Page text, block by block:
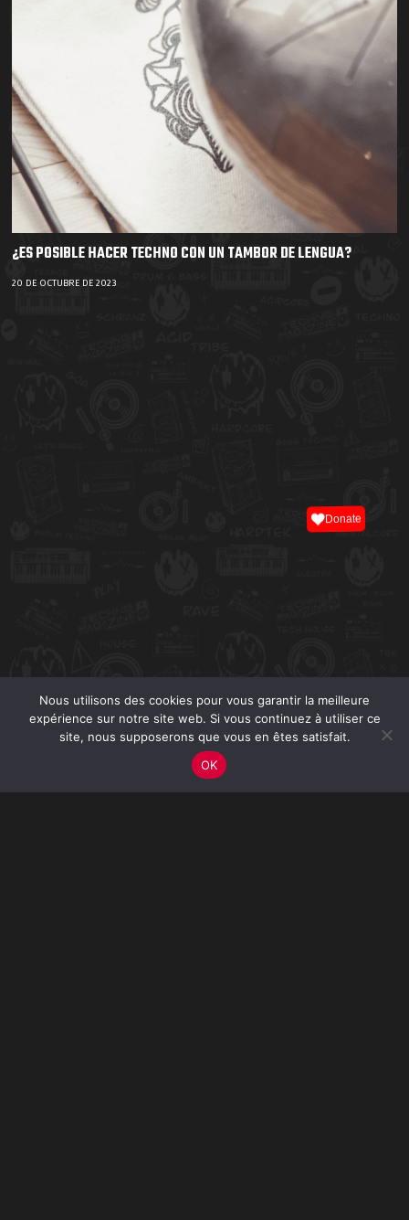
¿ES POSIBLE HACER TECHNO CON UN TAMBOR DE LENGUA?
20 DE OCTUBRE DE 2023
Nous utilisons des cookies pour vous garantir la meilleure
expérience sur notre site web. Si vous continuez à utiliser ce
site, nous supposerons que vous en êtes satisfait.
OK
Donate